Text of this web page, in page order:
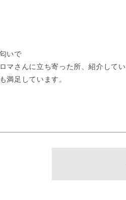
いで
マさんに立ち寄った所、紹介して
満足しています。